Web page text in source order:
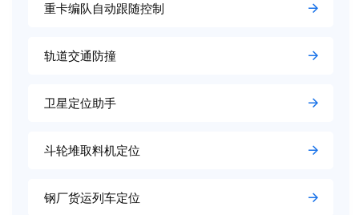
重卡编队自动跟随控制
轨道交通防撞
卫星定位助手
斗轮堆取料机定位
钢厂货运列车定位